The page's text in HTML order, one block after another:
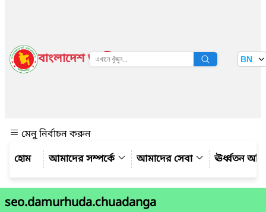
বাংলাদেশ জাতীয় তথ্য বাতায়ন BN
মেনু নির্বাচন করুন
আমাদের সম্পর্কে
আমাদের সেবা ঊর্ধ্বতন
seo.damurhuda.chuadanga